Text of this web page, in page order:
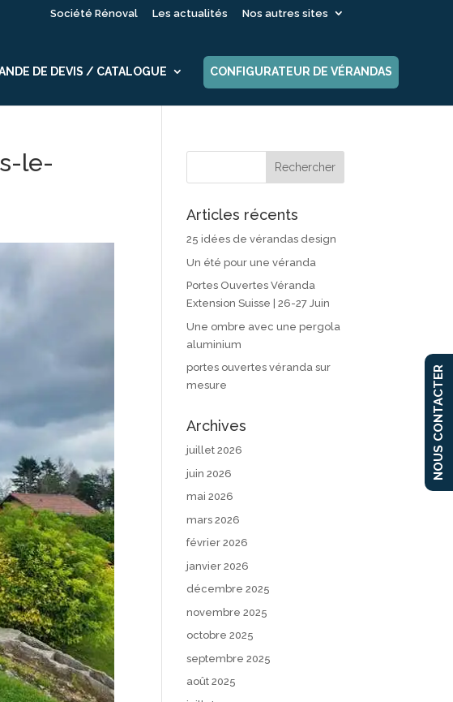
Société Rénoval Les actualités Nos autres sites
DE DEVIS / CATALOGUE CONFIGURATEUR DE VÉRANDAS
le-
Articles récents
25 idées de vérandas design
Un été pour une véranda
Portes Ouvertes Véranda
Extension Suisse | 26-27 Juin
Une ombre avec une pergola
aluminium
portes ouvertes véranda sur
mesure
Archives
juillet 2026
juin 2026
mai 2026
mars 2026
février 2026
janvier 2026
décembre 2025
novembre 2025
octobre 2025
septembre 2025
août 2025
NOUS CONTACTER